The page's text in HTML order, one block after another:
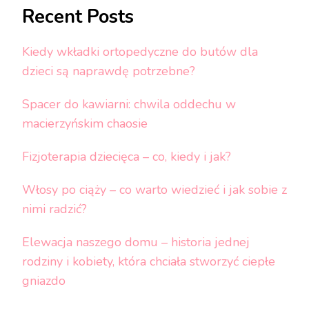
Recent Posts
Kiedy wkładki ortopedyczne do butów dla
dzieci są naprawdę potrzebne?
Spacer do kawiarni: chwila oddechu w
macierzyńskim chaosie
Fizjoterapia dziecięca – co, kiedy i jak?
Włosy po ciąży – co warto wiedzieć i jak sobie z
nimi radzić?
Elewacja naszego domu – historia jednej
rodziny i kobiety, która chciała stworzyć ciepłe
gniazdo